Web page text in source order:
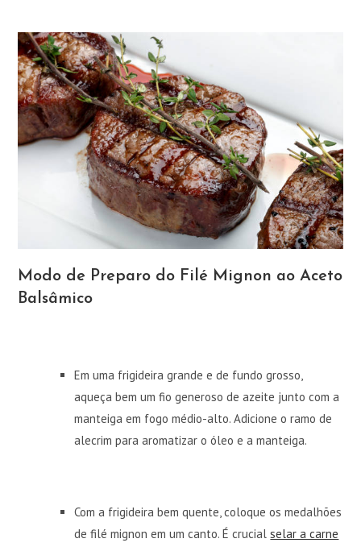
Modo de Preparo do Filé Mignon ao Aceto
Balsâmico
Em uma frigideira grande e de fundo grosso,
aqueça bem um fio generoso de azeite junto com a
manteiga em fogo médio-alto. Adicione o ramo de
alecrim para aromatizar o óleo e a manteiga.
Com a frigideira bem quente, coloque os medalhões
de filé mignon em um canto. É crucialselar a carne